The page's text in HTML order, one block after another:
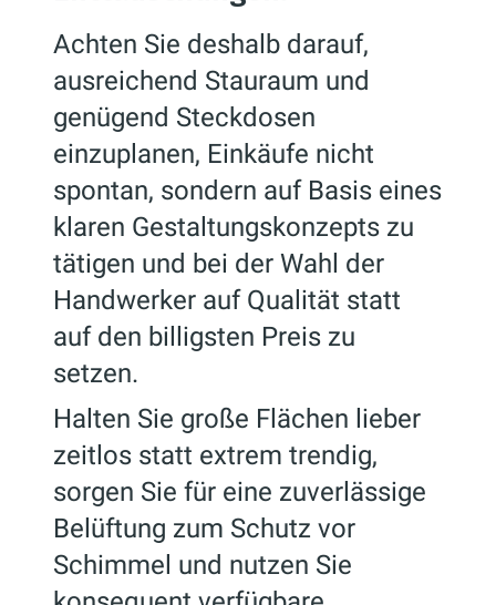
Achten Sie deshalb darauf,
ausreichend Stauraum und
genügend Steckdosen
einzuplanen, Einkäufe nicht
spontan, sondern auf Basis eines
klaren Gestaltungskonzepts zu
tätigen und bei der Wahl der
Handwerker auf Qualität statt
auf den billigsten Preis zu
setzen.
Halten Sie große Flächen lieber
zeitlos statt extrem trendig,
sorgen Sie für eine zuverlässige
Belüftung zum Schutz vor
Schimmel und nutzen Sie